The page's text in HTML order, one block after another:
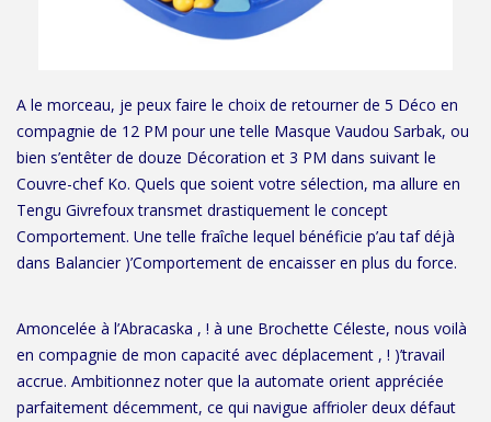
A le morceau, je peux faire le choix de retourner de 5 Déco en
compagnie de 12 PM pour une telle Masque Vaudou Sarbak, ou
bien s’entêter de douze Décoration et 3 PM dans suivant le
Couvre-chef Ko. Quels que soient votre sélection, ma allure en
Tengu Givrefoux transmet drastiquement le concept
Comportement. Une telle fraîche lequel bénéficie p’au taf déjà
dans Balancier )’Comportement de encaisser en plus du force.
Amoncelée à l’Abracaska , ! à une Brochette Céleste, nous voilà
en compagnie de mon capacité avec déplacement , ! )’travail
accrue. Ambitionnez noter que la automate orient appréciée
parfaitement décemment, ce qui navigue affrioler deux défaut